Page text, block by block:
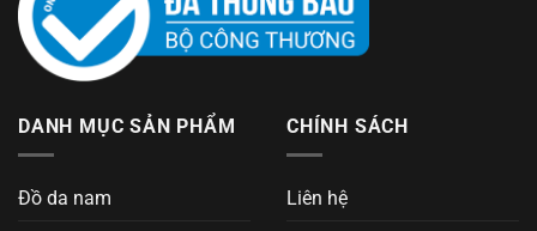
DANH MỤC SẢN PHẨM
Đồ da nam
CHÍNH SÁCH
Liên hệ